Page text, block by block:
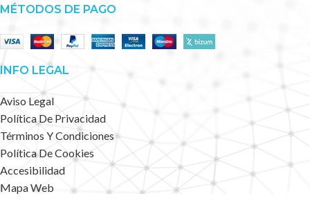
MÉTODOS DE PAGO
INFO LEGAL
Aviso Legal
Política De Privacidad
Términos Y Condiciones
Política De Cookies
Accesibilidad
Mapa Web